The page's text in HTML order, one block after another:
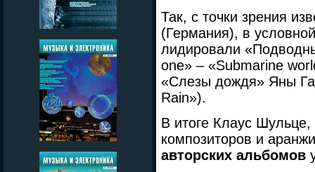
Так, с точки зрения
(Германия), в
лидировали
one» – «Submarine
«Слезы дождя» Яны
Rain»).
В итоге Клаус
композиторов и
авторских альбомов